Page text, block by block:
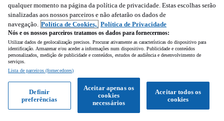
Experimenta a aplicação
qualquer momento na página da política de privacidade. Estas escolhas serão
sinalizadas aos nossos parceiros e não afetarão os dados de
navegação. Política de Cookies, Política de Privacidade
Nós e os nossos parceiros tratamos os dados para fornecermos:
Utilizar dados de geolocalização precisos. Procurar ativamente as características do dispositivo para
identificação. Armazenar e/ou aceder a informações num dispositivo. Publicidade e conteúdos
personalizados, medição de publicidade e conteúdos, estudos de audiência e desenvolvimento de
serviços.
Lista de parceiros (fornecedores)
Aceitar todos os
cookies
Aceitar apenas os
cookies
necessários
Definir
preferências